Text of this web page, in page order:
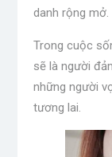
danh rộng mở.
Trong cuộc
sẽ là người
những người
tương lai.